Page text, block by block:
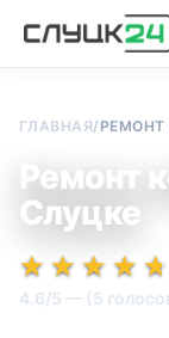
ГЛАВНАЯ/ РЕМОНТ
Ремонт
Слуцке
★★★★★
★★★★★
★ ★ ★ ★ ★
4.6/5 — (5